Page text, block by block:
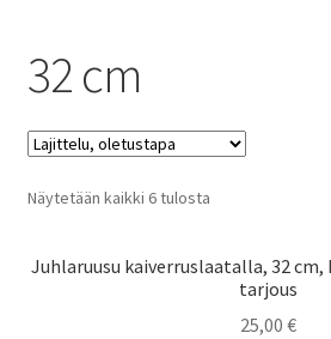
32 cm
Näytetään kaikki 6 tulosta
Juhlaruusu kaiverruslaatalla, 32 cm,
tarjous
25,00 €